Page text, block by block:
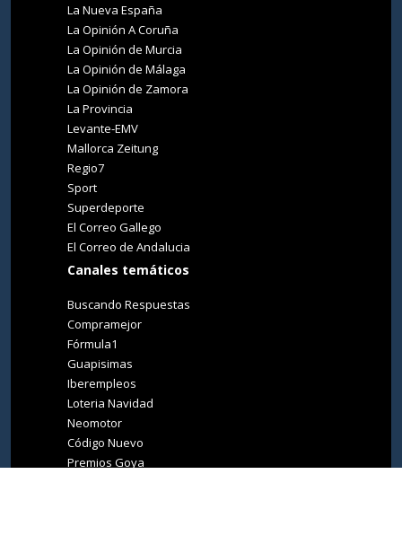
La Nueva España
La Opinión A Coruña
La Opinión de Murcia
La Opinión de Málaga
La Opinión de Zamora
La Provincia
Levante-EMV
Mallorca Zeitung
Regio7
Sport
Superdeporte
El Correo Gallego
El Correo de Andalucia
Canales temáticos
Buscando Respuestas
Compramejor
Fórmula1
Guapisimas
Iberempleos
Loteria Navidad
Neomotor
Código Nuevo
Premios Goya